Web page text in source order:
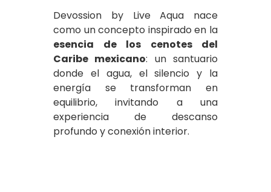
Devossion by Live Aqua nace
como un concepto inspirado en la
esencia de los cenotes del
Caribe mexicano: un santuario
donde el agua, el silencio y la
energía se transforman en
equilibrio, invitando a una
experiencia de descanso
profundo y conexión interior.